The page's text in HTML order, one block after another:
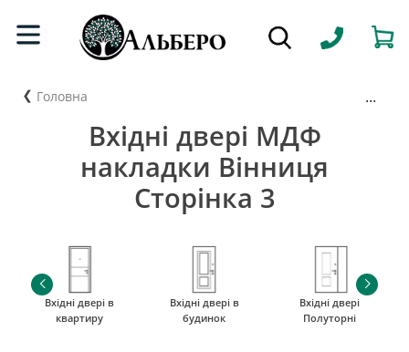
Головна ...
Вхідні двері МДФ
накладки Вінниця
Сторінка 3
Вхідні двері в
квартиру
Вхідні двері в
будинок
Вхідні двері
Полуторні